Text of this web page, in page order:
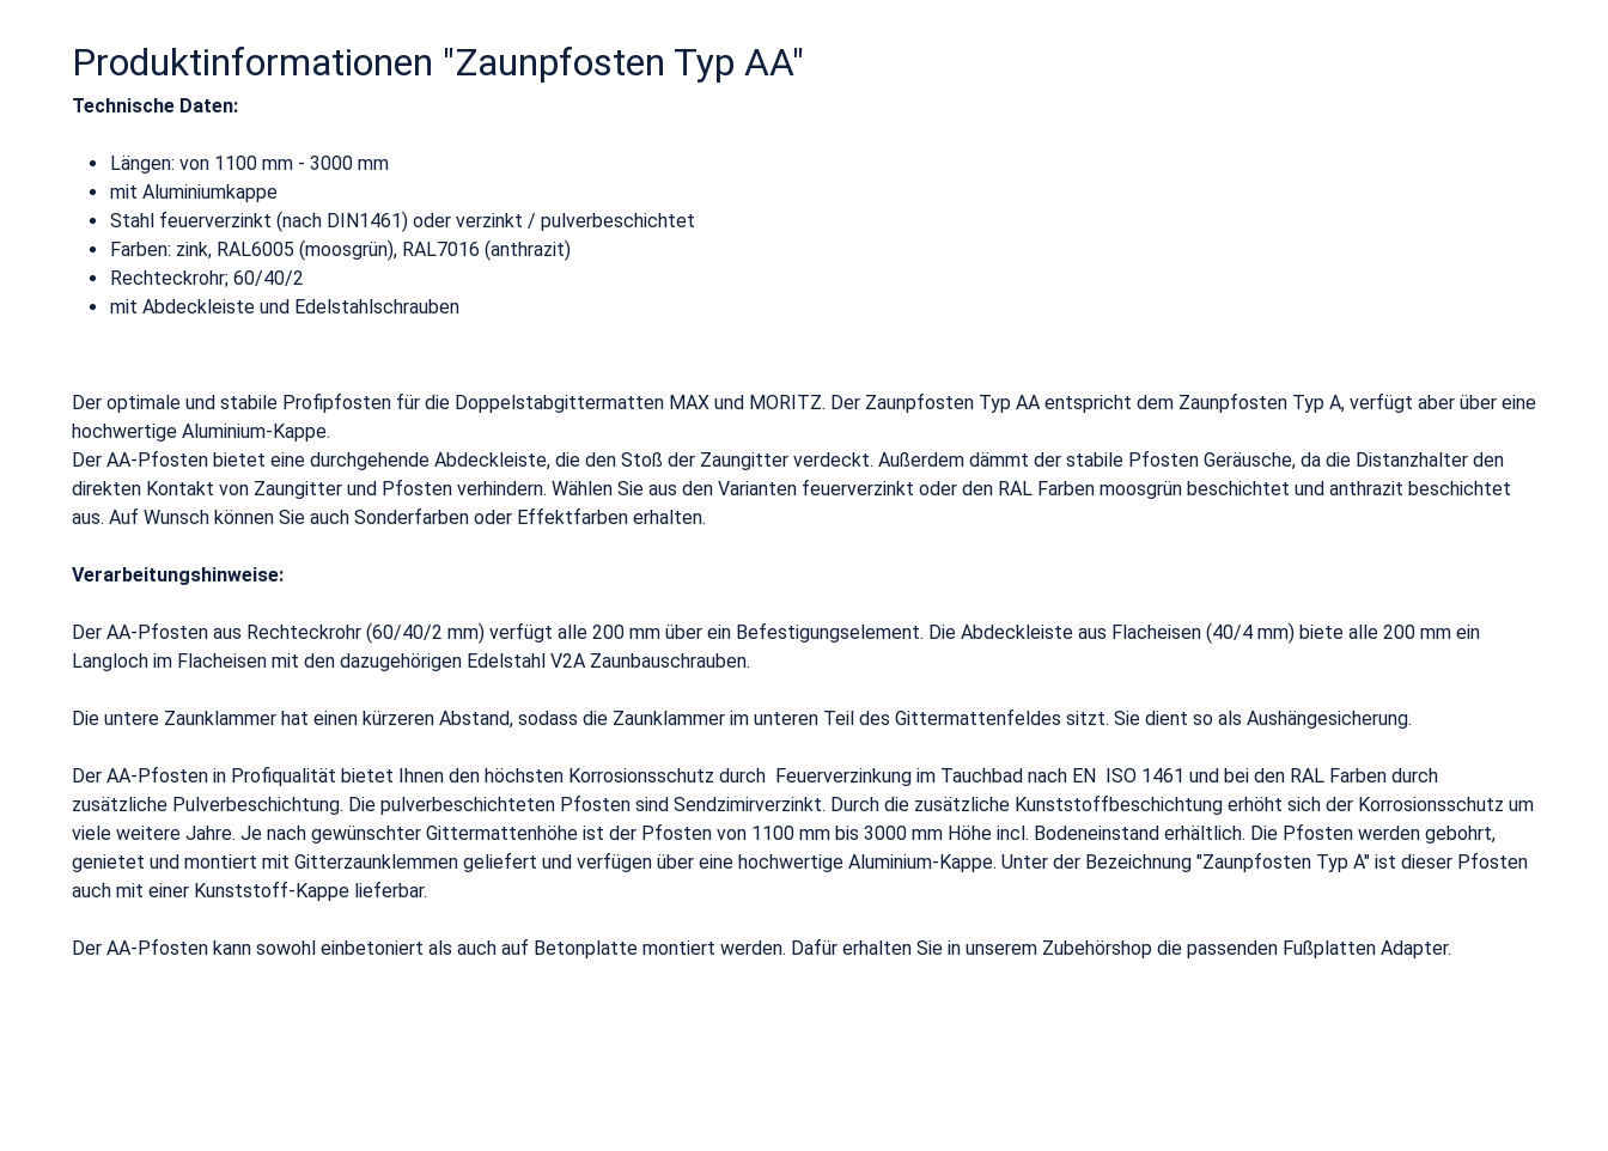
Produktinformationen "Zaunpfosten Typ AA"
Technische Daten:
Längen: von 1100 mm - 3000 mm
mit Aluminiumkappe
Stahl feuerverzinkt (nach DIN1461) oder verzinkt / pulverbeschichtet
Farben: zink, RAL6005 (moosgrün), RAL7016 (anthrazit)
Rechteckrohr; 60/40/2
mit Abdeckleiste und Edelstahlschrauben
Der optimale und stabile Profipfosten für die Doppelstabgittermatten MAX und MORITZ. Der Zaunpfosten Typ AA entspricht dem Zaunpfosten Typ A, verfügt aber über eine
hochwertige Aluminium-Kappe.
Der AA-Pfosten bietet eine durchgehende Abdeckleiste, die den Stoß der Zaungitter verdeckt. Außerdem dämmt der stabile Pfosten Geräusche, da die Distanzhalter den
direkten Kontakt von Zaungitter und Pfosten verhindern. Wählen Sie aus den Varianten feuerverzinkt oder den RAL Farben moosgrün beschichtet und anthrazit beschichtet
aus. Auf Wunsch können Sie auch Sonderfarben oder Effektfarben erhalten.
Verarbeitungshinweise:
Der AA-Pfosten aus Rechteckrohr (60/40/2 mm) verfügt alle 200 mm über ein Befestigungselement. Die Abdeckleiste aus Flacheisen (40/4 mm) biete alle 200 mm ein
Langloch im Flacheisen mit den dazugehörigen Edelstahl V2A Zaunbauschrauben.
Die untere Zaunklammer hat einen kürzeren Abstand, sodass die Zaunklammer im unteren Teil des Gittermattenfeldes sitzt. Sie dient so als Aushängesicherung.
Der AA-Pfosten in Profiqualität bietet Ihnen den höchsten Korrosionsschutz durch Feuerverzinkung im Tauchbad nach EN ISO 1461 und bei den RAL Farben durch
zusätzliche Pulverbeschichtung. Die pulverbeschichteten Pfosten sind Sendzimirverzinkt. Durch die zusätzliche Kunststoffbeschichtung erhöht sich der Korrosionsschutz um
viele weitere Jahre. Je nach gewünschter Gittermattenhöhe ist der Pfosten von 1100 mm bis 3000 mm Höhe incl. Bodeneinstand erhältlich. Die Pfosten werden gebohrt,
genietet und montiert mit Gitterzaunklemmen geliefert und verfügen über eine hochwertige Aluminium-Kappe. Unter der Bezeichnung "Zaunpfosten Typ A" ist dieser Pfosten
auch mit einer Kunststoff-Kappe lieferbar.
Der AA-Pfosten kann sowohl einbetoniert als auch auf Betonplatte montiert werden. Dafür erhalten Sie in unserem Zubehörshop die passenden Fußplatten Adapter.